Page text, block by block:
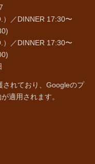
／DINNER 17:30〜
／DINNER 17:30〜
されており、Googleのプ
が適用されます。